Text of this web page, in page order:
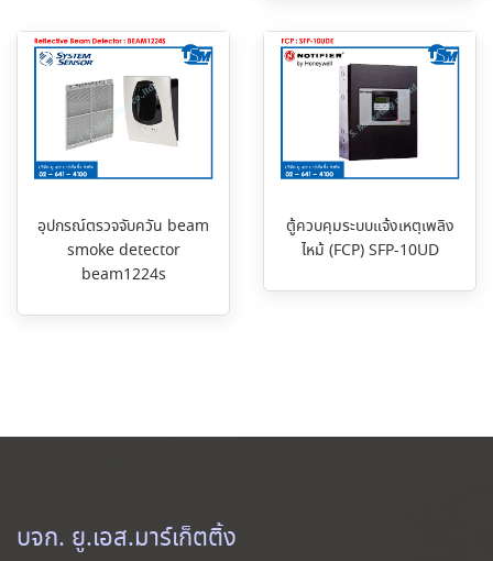
อุปกรณ์ตรวจจับควัน beam
smoke detector
beam1224s
ตู้ควบคุมระบบแจ้งเหตุเพลิง
ไหม้ (FCP) SFP-10UD
บจก. ยู.เอส.มาร์เก็ตติ้ง